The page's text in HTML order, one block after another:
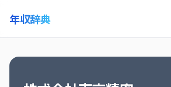
年収辞典